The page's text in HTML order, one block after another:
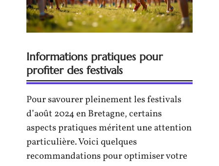
Informations pratiques pour
profiter des festivals
Pour savourer pleinement les festivals
d’août 2024 en Bretagne, certains
aspects pratiques méritent une attention
particulière. Voici quelques
recommandations pour optimiser votre